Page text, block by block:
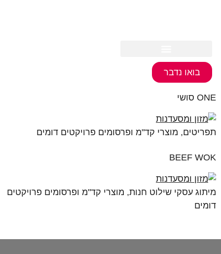
בואו נדבר
ONE סושי
תפריטים, מוצרי קד"מ ופרסומים פרויקטים דומים
BEEF WOK
מיתוג עסקי שילוט חנות, מוצרי קד"מ ופרסומים פרויקטים
דומים